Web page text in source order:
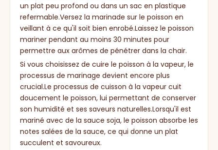
un plat peu profond ou dans un sac en plastique
refermable.Versez la marinade sur le poisson en
veillant à ce qu'il soit bien enrobé.Laissez le poisson
mariner pendant au moins 30 minutes pour
permettre aux arômes de pénétrer dans la chair.
Si vous choisissez de cuire le poisson à la vapeur, le
processus de marinage devient encore plus
crucial.Le processus de cuisson à la vapeur cuit
doucement le poisson, lui permettant de conserver
son humidité et ses saveurs naturelles.Lorsqu'il est
mariné avec de la sauce soja, le poisson absorbe les
notes salées de la sauce, ce qui donne un plat
succulent et savoureux.